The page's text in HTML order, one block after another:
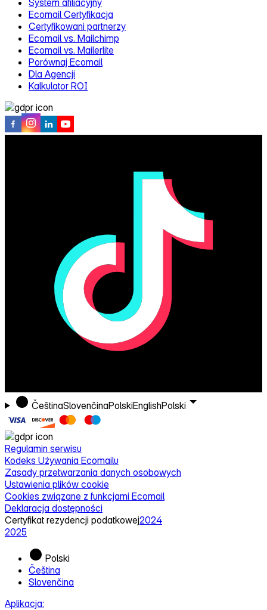
Ecomail Certyfikacja
Certyfikowani partnerzy
Ecomail vs. Mailchimp
Ecomail vs. Mailerlite
Porównaj Ecomail
Dla Agencji
Kalkulator ROI
ČeštinaSlovenčinaPolskiEnglishPolski
Regulamin serwisu
Kodeks Używania Ecomailu
Zasady przetwarzania danych osobowych
Ustawienia plików cookie
Cookies związane z funkcjami Ecomail
Deklaracja dostępności
Certyfikat rezydencji podatkowej2024
2025
Polski
Čeština
Slovenčina
Aplikacja: